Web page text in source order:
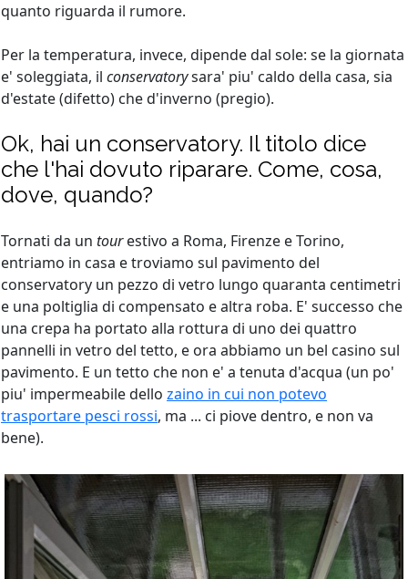
quanto riguarda il rumore.
Per la temperatura, invece, dipende dal sole: se la giornata
e' soleggiata, il conservatorysara' piu' caldo della casa, sia
d'estate (difetto) che d'inverno (pregio).
Ok, hai un conservatory. Il titolo dice
che l'hai dovuto riparare. Come, cosa,
dove, quando?
Tornati da un tourestivo a Roma, Firenze e Torino,
entriamo in casa e troviamo sul pavimento del
conservatory un pezzo di vetro lungo quaranta centimetri
e una poltiglia di compensato e altra roba. E' successo che
una crepa ha portato alla rottura di uno dei quattro
pannelli in vetro del tetto, e ora abbiamo un bel casino sul
pavimento. E un tetto che non e' a tenuta d'acqua (un po'
piu' impermeabile dello zaino in cui non potevo
trasportare pesci rossi, ma ... ci piove dentro, e non va
bene).